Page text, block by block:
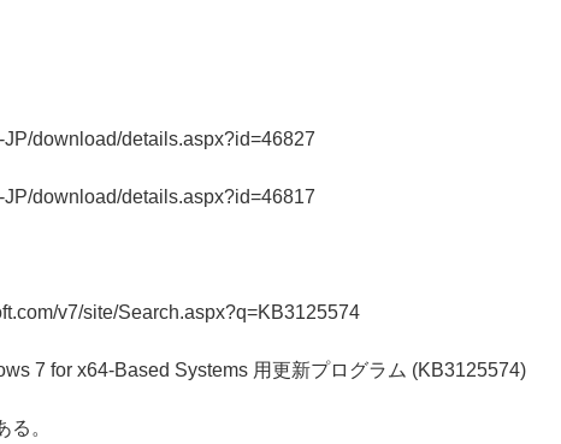
JP/download/details.aspx?id=46827
JP/download/details.aspx?id=46817
v7/site/Search.aspx?q=KB3125574
7 for x64-Based Systems 用更新プログラム (KB3125574)
。